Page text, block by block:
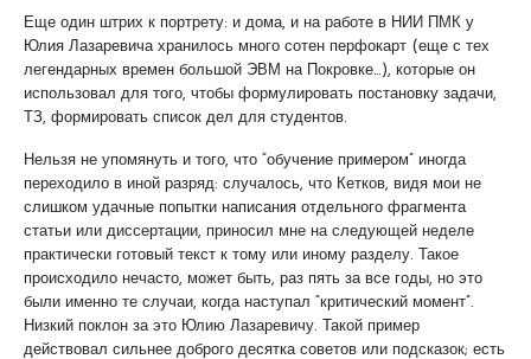
Еще один штрих к портрету: и дома, и на работе в НИИ ПМК у
Юлия Лазаревича хранилось много сотен перфокарт (еще с тех
легендарных времен большой ЭВМ на Покровке…), которые он
использовал для того, чтобы формулировать постановку задачи,
ТЗ, формировать список дел для студентов.
Нельзя не упомянуть и того, что “обучение примером” иногда
переходило в иной разряд: случалось, что Кетков, видя мои не
слишком удачные попытки написания отдельного фрагмента
статьи или диссертации, приносил мне на следующей неделе
практически готовый текст к тому или иному разделу. Такое
происходило нечасто, может быть, раз пять за все годы, но это
были именно те случаи, когда наступал “критический момент”.
Низкий поклон за это Юлию Лазаревичу. Такой пример
действовал сильнее доброго десятка советов или подсказок; есть